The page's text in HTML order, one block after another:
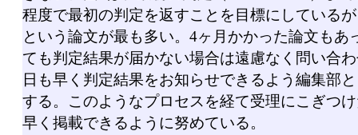
程度で最初の判定を返すことを目標にしている
という論文が最も多い。4ヶ月かかった論文もあ
ても判定結果が届かない場合は遠慮なく問い合
日も早く判定結果をお知らせできるよう編集部
する。このようなプロセスを経て受理にこぎつ
早く掲載できるように努めている。